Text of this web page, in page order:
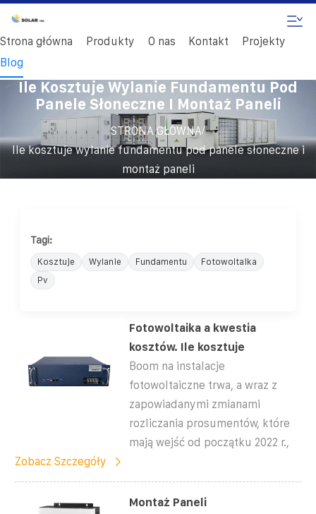
Strona główna Produkty O nas Kontakt
Projekty
Blog
Ile Kosztuje Wylanie Fundamentu Pod
Panele Słoneczne I Montaż Paneli
STRONA GŁÓWNA/
Ile kosztuje wylanie fundamentu pod panele słoneczne i
montaż paneli
Tagi:
Kosztuje Wylanie Fundamentu
Fotowoltaika
Pv
Fotowoltaika a kwestia
kosztów. Ile kosztuje
Boom na instalacje
fotowoltaiczne trwa, a wraz z
zapowiadanymi zmianami
rozliczania prosumentów, które
mają wejść od początku 2022 r.,
Zobacz Szczegóły
Montaż Paneli